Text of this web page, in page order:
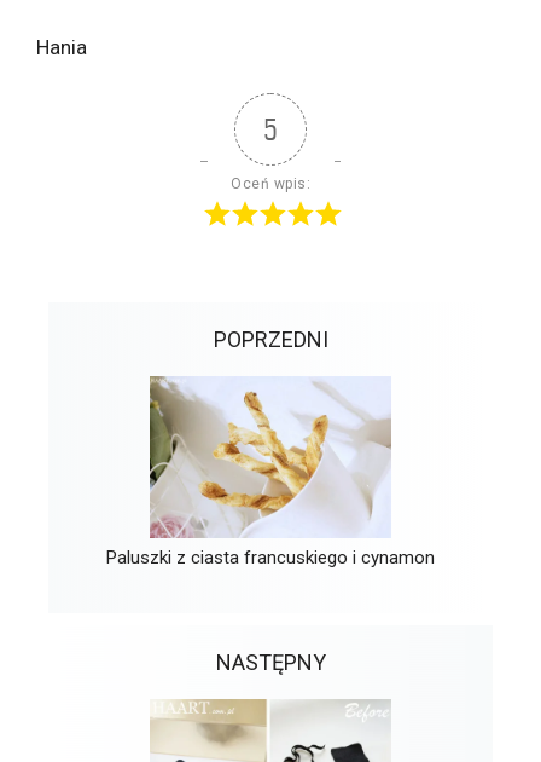
Hania
5
Oceń wpis:
POPRZEDNI
Paluszki z ciasta francuskiego i cynamon
NASTĘPNY